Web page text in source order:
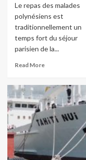
Le repas des malades
polynésiens est
traditionnellement un
temps fort du séjour
parisien de la...
Read More